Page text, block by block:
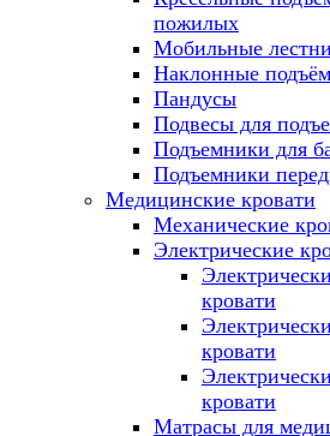
пожилых
Мобильные
Наклонные
Пандусы
Подвесы для
Подъемники для
Подъемники
Медицинские кровати
Механические
Электрические
кровати
кровати
кровати
Матрасы для